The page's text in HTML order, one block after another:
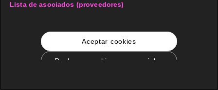
Lista de asociados (proveedores)
Aceptar cookies
Rechazar cookies no esenciales